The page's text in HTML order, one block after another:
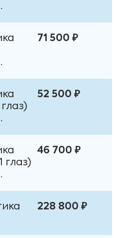
71 500 ₽
52 500 ₽
глаз)
46 700 ₽
228 800 ₽